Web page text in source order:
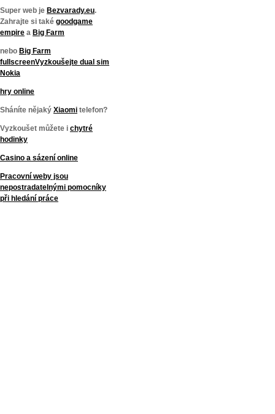
Super web je Bezvarady.eu.
Zahrajte si také goodgame
empire a Big Farm
nebo Big Farm
fullscreenVyzkoušejte dual sim
Nokia
hry online
Sháníte nějaký Xiaomi telefon?
Vyzkoušet můžete i chytré
hodinky
Casino a sázení online
Pracovní weby jsou
nepostradatelnými pomocníky
při hledání práce